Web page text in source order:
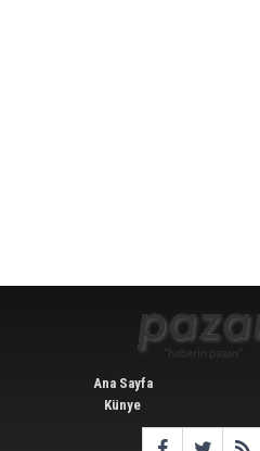
Ana Sayfa
Künye